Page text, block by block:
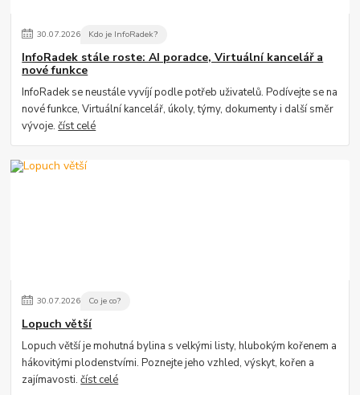
30.07.2026 Kdo je InfoRadek?
InfoRadek stále roste: AI poradce, Virtuální kancelář a
nové funkce
InfoRadek se neustále vyvíjí podle potřeb uživatelů. Podívejte se na
nové funkce, Virtuální kancelář, úkoly, týmy, dokumenty i další směr
vývoje.číst celé
30.07.2026 Co je co?
Lopuch větší
Lopuch větší je mohutná bylina s velkými listy, hlubokým kořenem a
hákovitými plodenstvími. Poznejte jeho vzhled, výskyt, kořen a
zajímavosti.číst celé